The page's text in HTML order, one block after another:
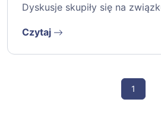
Dyskusje skupiły się na
Czytaj
1